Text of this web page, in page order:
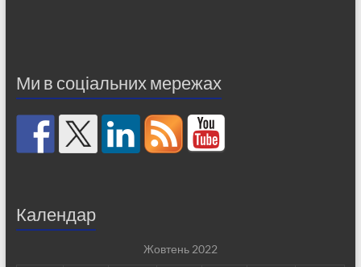
Ми в соціальних мережах
Календар
Жовтень 2022